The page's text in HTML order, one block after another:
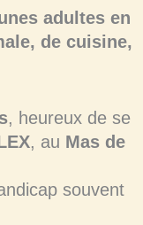
adultes en
de cuisine,
, heureux de se
, au Mas de
souvent